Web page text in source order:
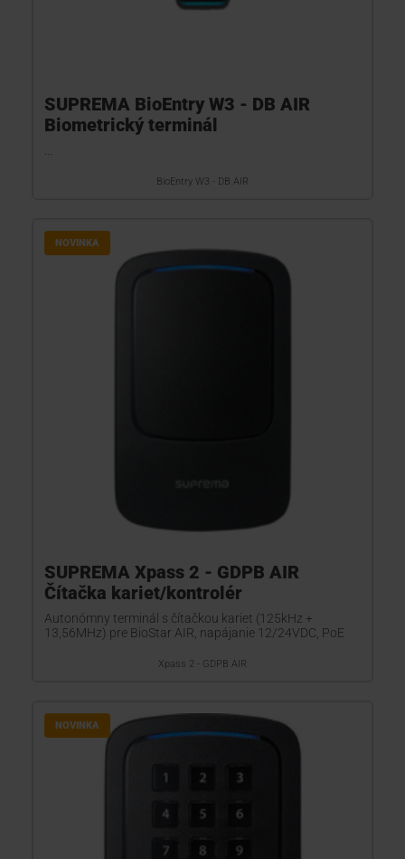
SUPREMA BioEntry W3 - DB AIR
Biometrický terminál
BioEntry W3 - DB AIR
NOVINKA
SUPREMA Xpass 2 - GDPB AIR
Čítačka kariet/kontrolér
Autonómny terminál s čítačkou kariet (125kHz +
13,56MHz) pre BioStar AIR, napájanie 12/24VDC, PoE
Xpass 2 - GDPB AIR
NOVINKA